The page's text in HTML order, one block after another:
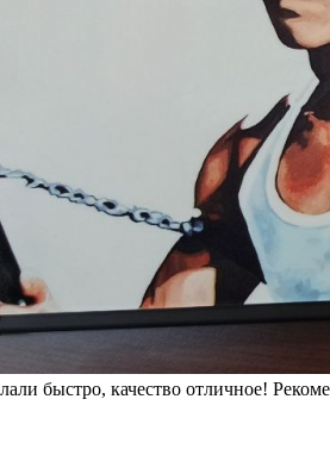
быстро, качество отличное!